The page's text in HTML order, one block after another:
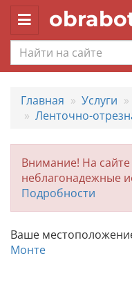
Toggle
navigation
Главная Услуги
Ленточно-
Внимание! На
неблагонадежные
Подробности
Ваше
Монте